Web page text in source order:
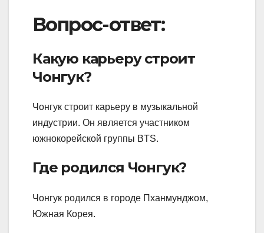
Вопрос-ответ:
Какую карьеру строит
Чонгук?
Чонгук строит карьеру в музыкальной
индустрии. Он является участником
южнокорейской группы BTS.
Где родился Чонгук?
Чонгук родился в городе Пханмунджом,
Южная Корея.